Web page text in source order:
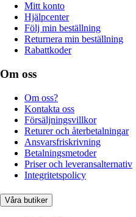
Mitt konto
Hjälpcenter
Följ min beställning
Returnera min beställning
Rabattkoder
Om oss
Om oss?
Kontakta oss
Försäljningsvillkor
Returer och återbetalningar
Ansvarsfriskrivning
Betalningsmetoder
Priser och leveransalternativ
Integritetspolicy
Våra butiker